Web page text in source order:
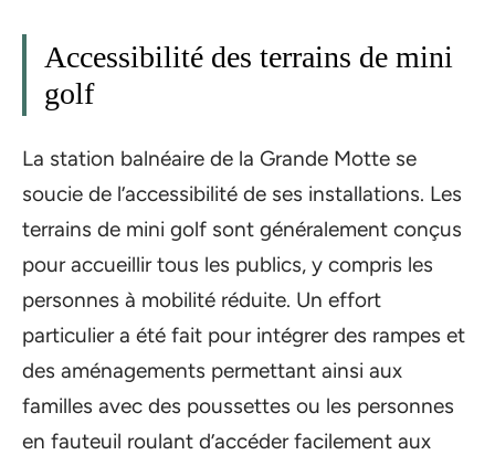
Accessibilité des terrains de mini
golf
La station balnéaire de la Grande Motte se
soucie de l’accessibilité de ses installations. Les
terrains de mini golf sont généralement conçus
pour accueillir tous les publics, y compris les
personnes à mobilité réduite. Un effort
particulier a été fait pour intégrer des rampes et
des aménagements permettant ainsi aux
familles avec des poussettes ou les personnes
en fauteuil roulant d’accéder facilement aux